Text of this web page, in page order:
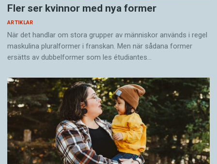
Fler ser kvinnor med nya former
ARTIKLAR
När det handlar om stora grupper av människor används i regel
maskulina pluralformer i franskan. Men när sådana ­former
ersätts av dubbel­former som les étudiantes…